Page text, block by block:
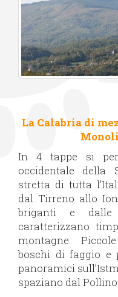
La Calabria di
In 4 tappe si
occidentale della
stretta di tutta
dal Tirreno allo
briganti e
caratterizzano
montagne.
boschi di faggio e
panoramici
spaziano dal Pollino